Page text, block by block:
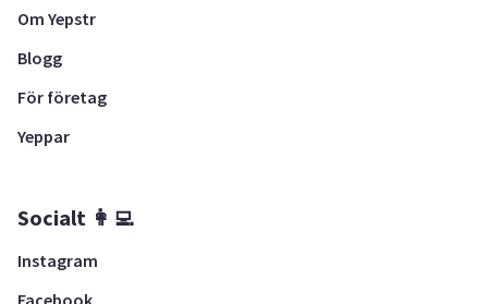
Om Yepstr
Blogg
För företag
Yeppar
Socialt 👩‍💻
Instagram